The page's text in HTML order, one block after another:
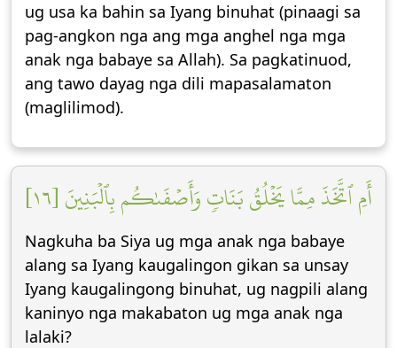
ug usa ka bahin sa Iyang binuhat (pinaagi sa
pag-angkon nga ang mga anghel nga mga
anak nga babaye sa Allah). Sa pagkatinuod,
ang tawo dayag nga dili mapasalamaton
(maglilimod).
أَمِ ٱتَّخَذَ مِمَّا يَخۡلُقُ بَنَاتٖ وَأَصۡفَىٰكُم بِٱلۡبَنِينَ [١٦]
Nagkuha ba Siya ug mga anak nga babaye
alang sa Iyang kaugalingon gikan sa unsay
Iyang kaugalingong binuhat, ug nagpili alang
kaninyo nga makabaton ug mga anak nga
lalaki?